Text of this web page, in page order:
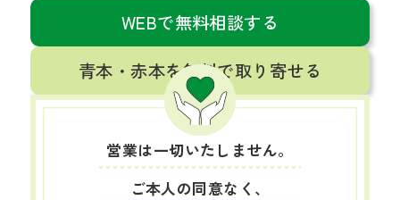
営業は一切いたしません。
ご本人の同意なく、
WEBで無料相談する
青本・赤本を無料で取り寄せる